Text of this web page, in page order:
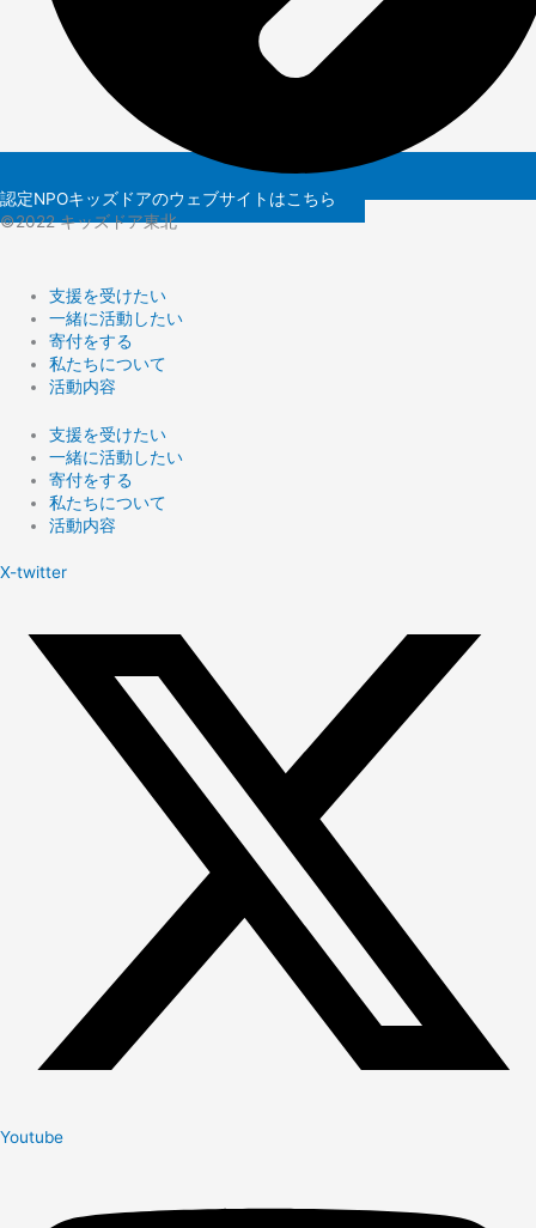
認定NPOキッズドアのウェブサイトはこちら
©️2022 キッズドア東北
支援を受けたい
一緒に活動したい
寄付をする
私たちについて
活動内容
支援を受けたい
一緒に活動したい
寄付をする
私たちについて
活動内容
X-twitter
Youtube